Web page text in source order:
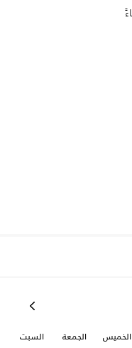
الخميس الجمعة السبت